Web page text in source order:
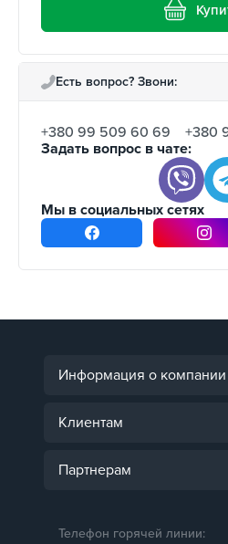
Есть вопрос? Звони:
+380 99 509 60 69
+380
Задать вопрос в чате:
Мы в социальных сетях
Информация о компании
Клиентам
Партнерам
Телефон горячей линии: